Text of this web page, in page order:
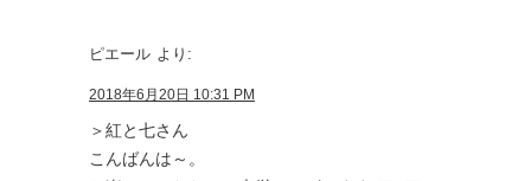
ピエール より:
2018年6月20日 10:31 PM
＞紅と七さん
こんばんは～。